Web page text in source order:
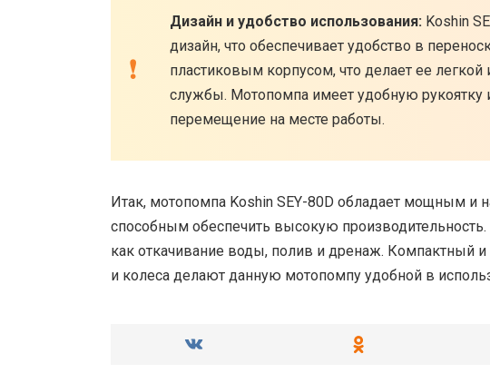
Дизайн и удобство использования: Koshin
дизайн, что обеспечивает удобство в
пластиковым корпусом, что делает ее
службы. Мотопомпа имеет удобную рукоятку
перемещение на месте работы.
Итак, мотопомпа Koshin SEY-80D обладает мощным
способным обеспечить высокую производительность.
как откачивание воды, полив и дренаж. Компактный и
и колеса делают данную мотопомпу удобной в